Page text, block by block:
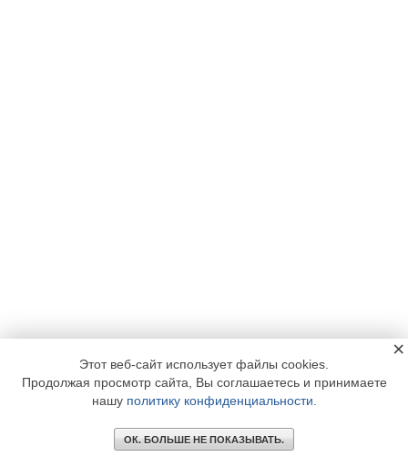
Этот веб-сайт использует файлы cookies.
Продолжая просмотр сайта, Вы соглашаетесь и принимаете
нашу политику конфиденциальности
ОК. БОЛЬШЕ НЕ ПОКАЗЫВАТЬ.
×